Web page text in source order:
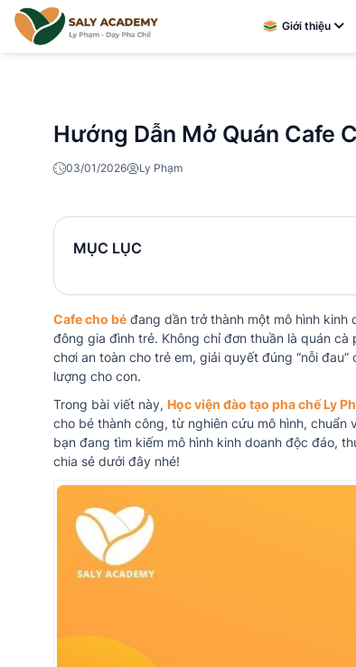
Giới thiệu
Hướng Dẫn Mở Quán Cafe
03/01/2026 Ly Phạm
MỤC LỤC
Cafe cho béđang dần trở thành một mô hình kinh
đông gia đình trẻ. Không chỉ đơn thuần là quán
chơi an toàn cho trẻ em, giải quyết đúng “nỗi
lượng cho con.
Trong bài viết này, Học viện đào tạo pha chế Ly
cho bé thành công, từ nghiên cứu mô hình, chuẩn
bạn đang tìm kiếm mô hình kinh doanh độc đáo,
chia sẻ dưới đây nhé!